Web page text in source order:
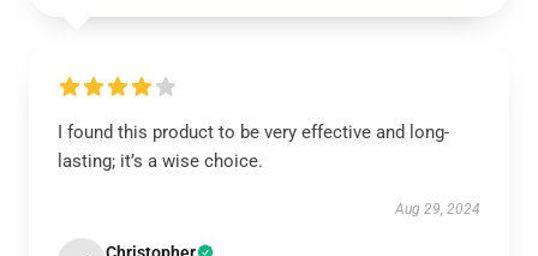
I found this product to be very effective and long-
lasting; it’s a wise choice.
Aug 29, 2024